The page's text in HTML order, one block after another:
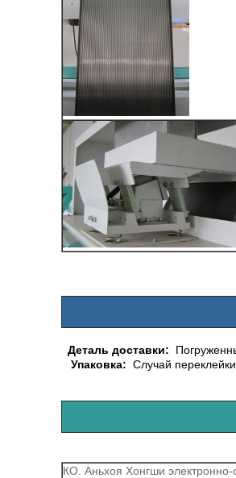
Деталь доставки:
Упаковка: Случай переклейки
КО. Аньхоя Хонгши электронно-